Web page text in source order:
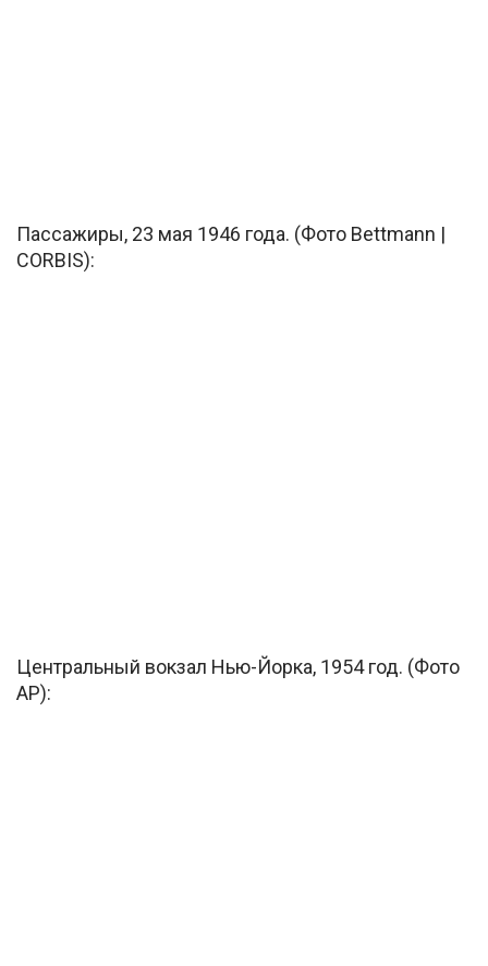
Пассажиры, 23 мая 1946 года. (Фото Bettmann |
CORBIS):
Центральный вокзал Нью-Йорка, 1954 год. (Фото
AP):